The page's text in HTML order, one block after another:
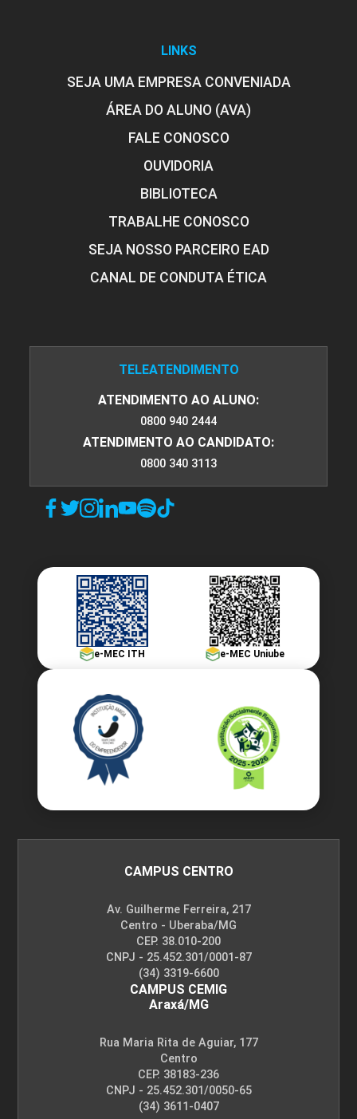
LINKS
SEJA UMA EMPRESA CONVENIADA
ÁREA DO ALUNO (AVA)
FALE CONOSCO
OUVIDORIA
BIBLIOTECA
TRABALHE CONOSCO
SEJA NOSSO PARCEIRO EAD
CANAL DE CONDUTA ÉTICA
TELEATENDIMENTO
ATENDIMENTO AO ALUNO:
0800 940 2444
ATENDIMENTO AO CANDIDATO:
0800 340 3113
e-MEC ITH e-MEC Uniube
CAMPUS CENTRO
Av. Guilherme Ferreira, 217
Centro - Uberaba/MG
CEP. 38.010-200
CNPJ - 25.452.301/0001-87
(34) 3319-6600
CAMPUS CEMIG
Araxá/MG
Rua Maria Rita de Aguiar, 177
Centro
CEP. 38183-236
CNPJ - 25.452.301/0050-65
(34) 3611-0407